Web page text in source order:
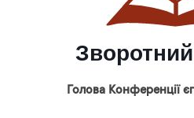
Зворотний
Голова Конференції